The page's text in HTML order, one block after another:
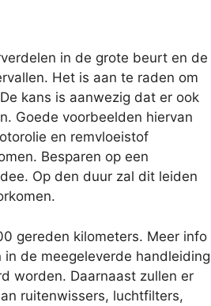
in de grote beurt en de
Het is aan te raden om
kans is aanwezig dat er ook
Goede voorbeelden hiervan
en remvloeistof
Besparen op een
Op den duur zal dit leiden
gereden kilometers. Meer info
de meegeleverde handleiding
worden. Daarnaast zullen er
ruitenwissers, luchtfilters,